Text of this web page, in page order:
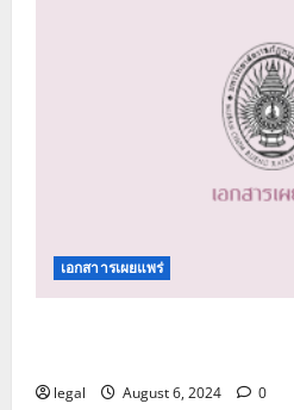
เอกสาารเผยแพร่
legal August 6, 2024 0